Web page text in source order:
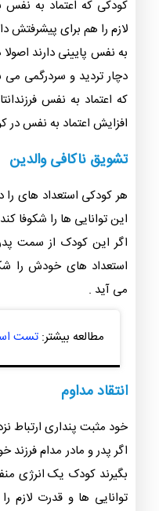
کودکی که اعتماد به نفس
لازم را هم برای پیشرفتش
به نفس پایینی دارند
دچار تردید و سردرگمی
که اعتماد به نفس
افزایش اعتماد به نفس در
تشویق ناکافی والدین
هر کودکی استعداد های را
این توانایی ها را شکوفا
اگر این کودک از سمت
استعداد های خودش را
می آید .
مطالعه بیشتر:تست
انتقاد مداوم
خود مثبت پنداری ارتباط
اگر پدر و مادر مدام فرزند
بگیرند کودک یک انرژی
توانایی ها و قدرت لازم